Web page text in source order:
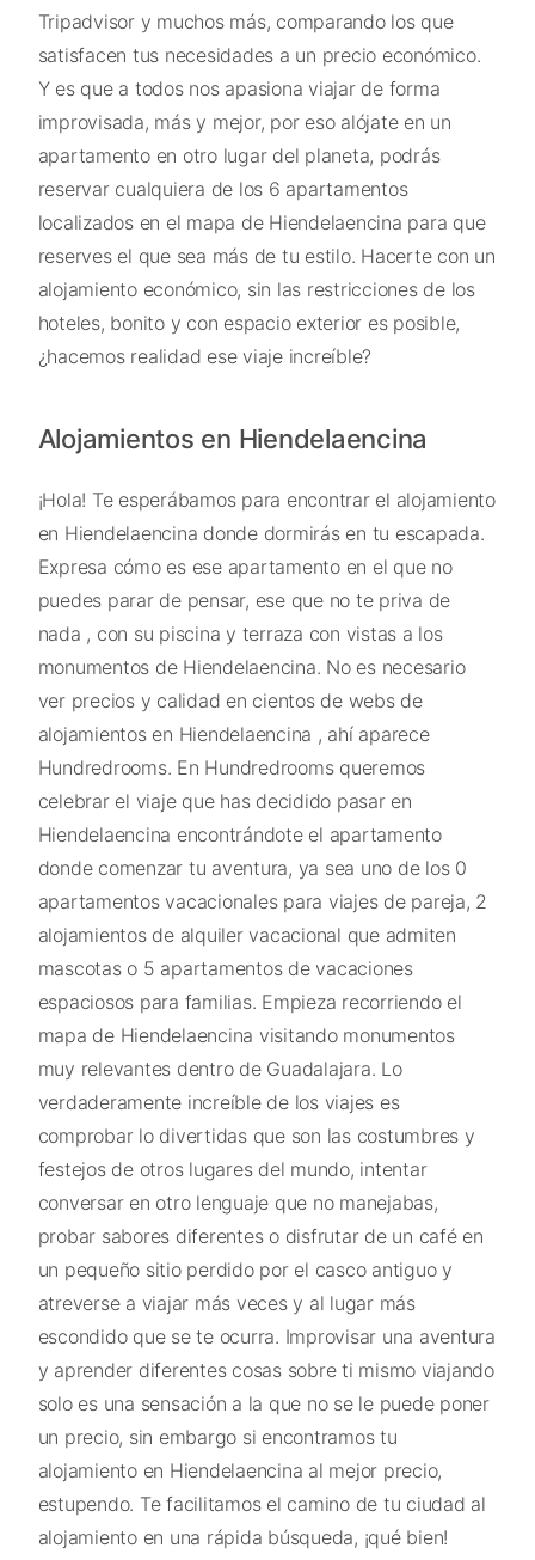
Tripadvisor y muchos más, comparando los que
satisfacen tus necesidades a un precio económico.
Y es que a todos nos apasiona viajar de forma
improvisada, más y mejor, por eso alójate en un
apartamento en otro lugar del planeta, podrás
reservar cualquiera de los 6 apartamentos
localizados en el mapa de Hiendelaencina para que
reserves el que sea más de tu estilo. Hacerte con un
alojamiento económico, sin las restricciones de los
hoteles, bonito y con espacio exterior es posible,
¿hacemos realidad ese viaje increíble?
Alojamientos en Hiendelaencina
¡Hola! Te esperábamos para encontrar el alojamiento
en Hiendelaencina donde dormirás en tu escapada.
Expresa cómo es ese apartamento en el que no
puedes parar de pensar, ese que no te priva de
nada , con su piscina y terraza con vistas a los
monumentos de Hiendelaencina. No es necesario
ver precios y calidad en cientos de webs de
alojamientos en Hiendelaencina , ahí aparece
Hundredrooms. En Hundredrooms queremos
celebrar el viaje que has decidido pasar en
Hiendelaencina encontrándote el apartamento
donde comenzar tu aventura, ya sea uno de los 0
apartamentos vacacionales para viajes de pareja, 2
alojamientos de alquiler vacacional que admiten
mascotas o 5 apartamentos de vacaciones
espaciosos para familias. Empieza recorriendo el
mapa de Hiendelaencina visitando monumentos
muy relevantes dentro de Guadalajara. Lo
verdaderamente increíble de los viajes es
comprobar lo divertidas que son las costumbres y
festejos de otros lugares del mundo, intentar
conversar en otro lenguaje que no manejabas,
probar sabores diferentes o disfrutar de un café en
un pequeño sitio perdido por el casco antiguo y
atreverse a viajar más veces y al lugar más
escondido que se te ocurra. Improvisar una aventura
y aprender diferentes cosas sobre ti mismo viajando
solo es una sensación a la que no se le puede poner
un precio, sin embargo si encontramos tu
alojamiento en Hiendelaencina al mejor precio,
estupendo. Te facilitamos el camino de tu ciudad al
alojamiento en una rápida búsqueda, ¡qué bien!